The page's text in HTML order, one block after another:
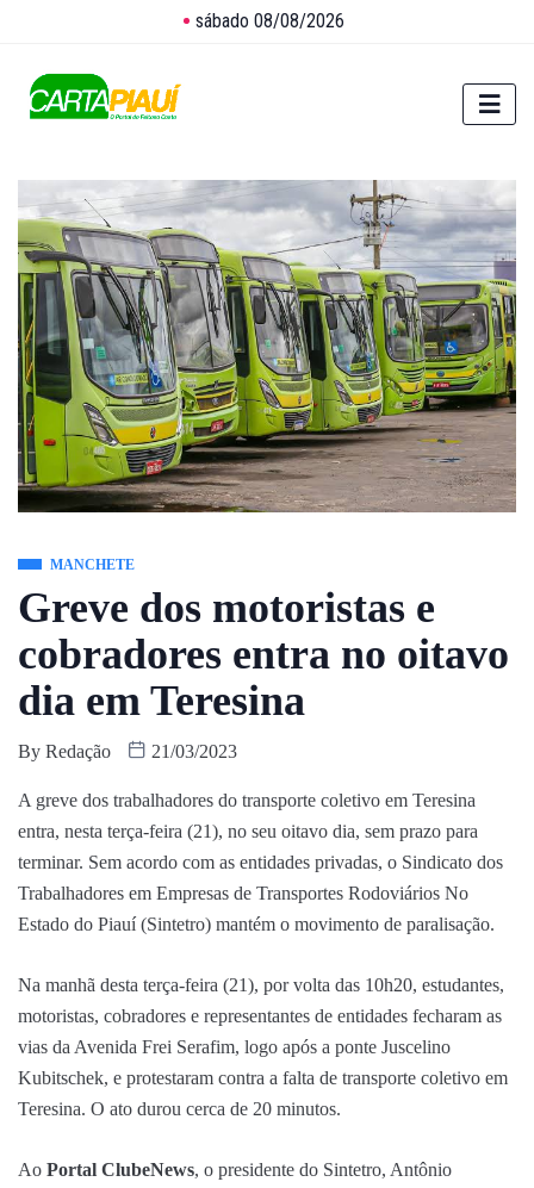
sábado 08/08/2026
MANCHETE
Greve dos motoristas e
cobradores entra no oitavo
dia em Teresina
By Redação 21/03/2023
A greve dos trabalhadores do transporte coletivo em Teresina
entra, nesta terça-feira (21), no seu oitavo dia, sem prazo para
terminar. Sem acordo com as entidades privadas, o Sindicato dos
Trabalhadores em Empresas de Transportes Rodoviários No
Estado do Piauí (Sintetro) mantém o movimento de paralisação.
Na manhã desta terça-feira (21), por volta das 10h20, estudantes,
motoristas, cobradores e representantes de entidades fecharam as
vias da Avenida Frei Serafim, logo após a ponte Juscelino
Kubitschek, e protestaram contra a falta de transporte coletivo em
Teresina. O ato durou cerca de 20 minutos.
Ao Portal ClubeNews, o presidente do Sintetro, Antônio